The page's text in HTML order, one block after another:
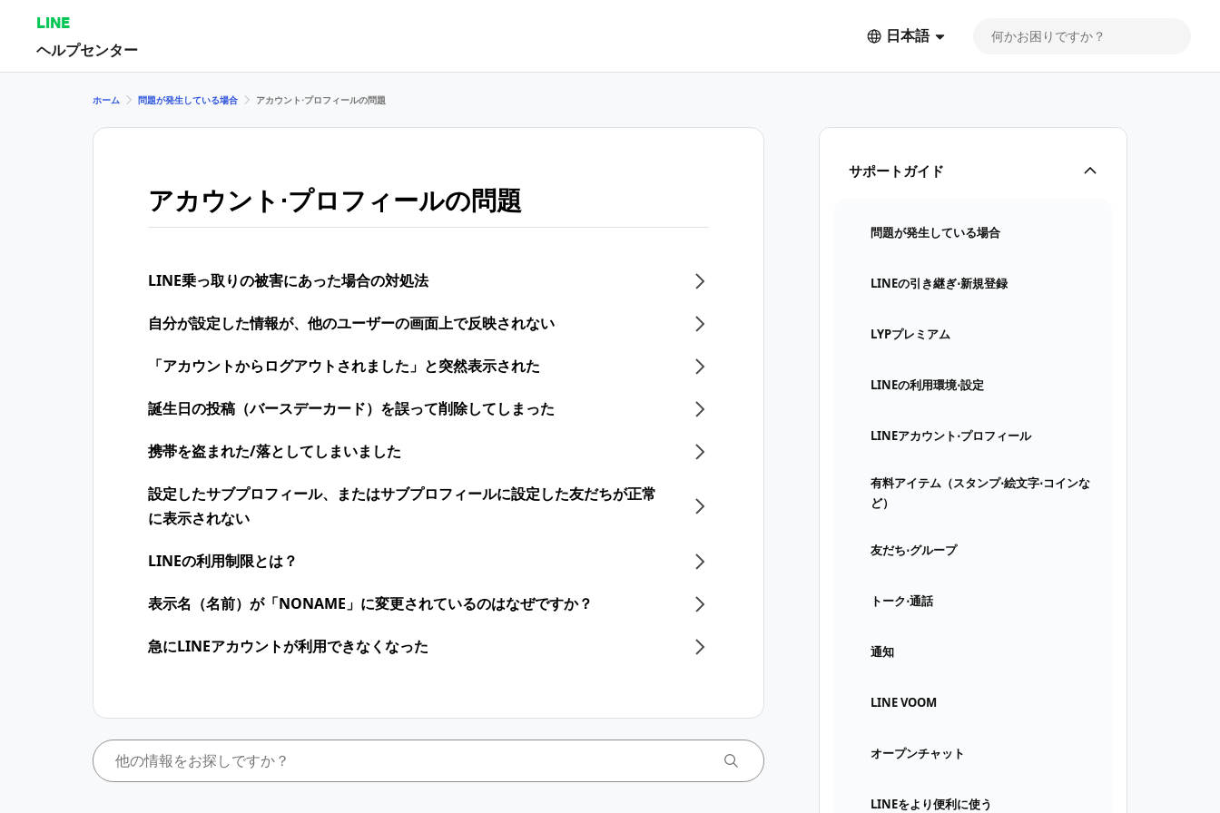
LINE
ヘルプセンター
日本語
サポートガイド
問題が発生している場合
LINEの引き継ぎ⋅新規登録
LYPプレミアム
LINEの利用環境⋅設定
LINEアカウント⋅プロフィール
有料アイテム（スタンプ⋅絵文字⋅コインな
ど）
友だち⋅グループ
トーク⋅通話
通知
LINE VOOM
オープンチャット
LINEをより便利に使う
ホーム 問題が発生している場合 アカウント⋅プロフィールの問題
アカウント⋅プロフィールの問題
LINE乗っ取りの​被害に​あった​場合の​対処法
自分が設定した情報が、他のユーザーの画面上で反映されない
「アカウントからログアウトされました」と突然表示された
誕生日の投稿（バースデーカード）を誤って削除してしまった
携帯を盗まれた/落としてしまいました
設定したサブプロフィール、またはサブプロフィールに設定した友だちが正常
に表示されない
LINEの利用制限とは？
表示名（名前）が「NONAME」に変更されているのはなぜですか？
急にLINEアカウントが利用できなくなった